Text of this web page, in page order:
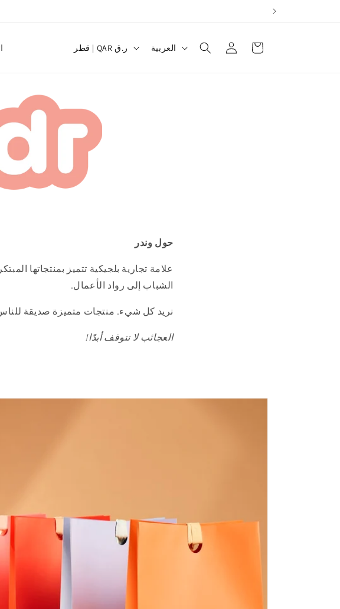
ل
م
ة
قطر | QAR ر.ق العربية
تسجيل
الدخول
العربة
حول وندر
علامة تجارية بلجيكية تتميز بمنتجاتها
الشباب إلى رواد الأعمال.
نريد كل شيء. منتجات متميزة صديقة للناس
العجائب لا تتوقف أبدًا!